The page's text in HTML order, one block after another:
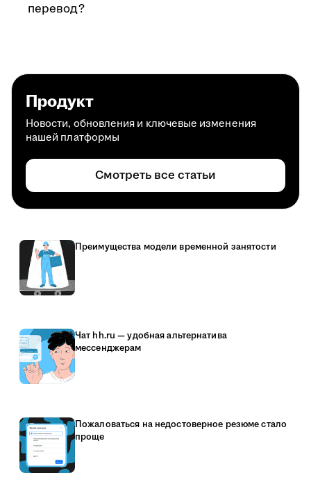
перевод?
Продукт
Новости, обновления и ключевые изменения
нашей платформы
Смотреть все статьи
Преимущества модели временной занятости
Чат hh.ru — удобная альтернатива
мессенджерам
Пожаловаться на недостоверное резюме стало
проще